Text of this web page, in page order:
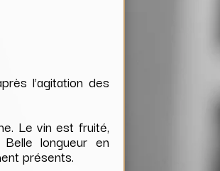
l’agitation des
Le vin est fruité,
longueur en
présents.